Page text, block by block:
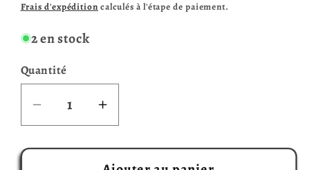
habituel
Frais d'expédition calculés à l'étape de paiement.
2 en stock
Quantité
Réduire
la
quantité
Augmenter
la
quantité